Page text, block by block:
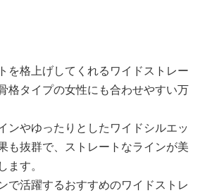
を格上げしてくれるワイドストレー
格タイプの女性にも合わせやすい万
ンやゆったりとしたワイドシルエッ
も抜群で、ストレートなラインが美
す。
で活躍するおすすめのワイドストレ